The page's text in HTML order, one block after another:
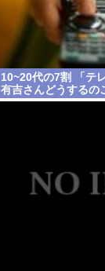
10~20代の7割 「テ
有吉さんどうするの